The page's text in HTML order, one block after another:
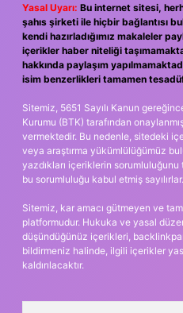
Yasal Uyarı: Bu internet sitesi,
şahıs şirketi ile hiçbir bağlantısı
kendi hazırladığımız makaleler
içerikler haber niteliği
hakkında paylaşım
isim benzerlikleri tamamen
Sitemiz, 5651 Sayılı Kanun
Kurumu (BTK) tarafından
vermektedir. Bu nedenle, sitedeki
veya araştırma yükümlülüğümüz
yazdıkları içeriklerin
bu sorumluluğu kabul etmiş sayılırlar.
Sitemiz, kar amacı gütmeyen ve
platformudur. Hukuka ve yasal
düşündüğünüz içerikleri,
bildirmeniz halinde, ilgili içerikler
kaldırılacaktır.